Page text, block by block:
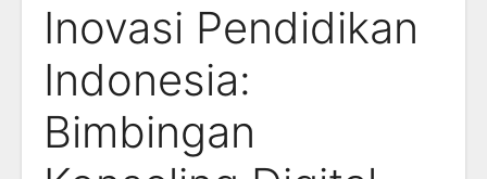
Inovasi Pendidikan
Indonesia:
Bimbingan